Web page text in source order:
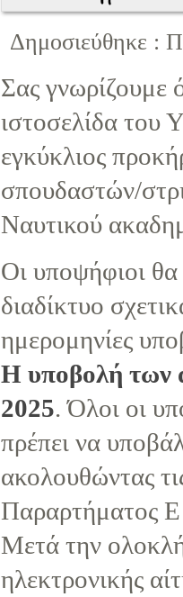
Δημοσιεύθηκε :
Σας γνωρίζουμε
ιστοσελίδα
εγκύκλιος
σπουδαστών/
Ναυτικού
Οι υποψήφιοι
διαδίκτυο
ημερομηνίες
Η υποβολή των
2025. Όλοι οι
πρέπει να
ακολουθώντας
Παραρτήματος
Μετά την
ηλεκτρονικής